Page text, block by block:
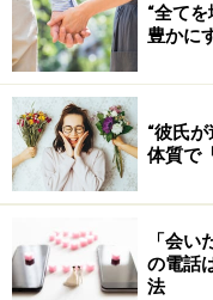
を見送ってもらうか
あるいは残り半年だ
と別れを選んでしま
想像の話です。相手
と向きあってみてく
■もしも彼が他の女
ら、あなたはどう思い
“全て
豊かに
“彼氏
体質で
「会
の電話
法